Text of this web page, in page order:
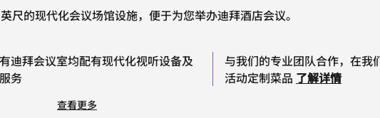
尺的现代化会议场馆设施，便于为您举办迪拜酒店会议。
迪拜会议室均配有现代化视听设备及
务
与我们的专业团队合作，在我
活动定制菜品 了解详情
查看更多